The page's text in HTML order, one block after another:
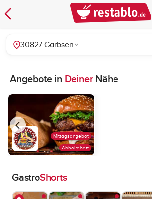
30827 Garbsen
Angebote in DeinerNähe
Abholrabatt
Mittagsangebot
GastroShorts